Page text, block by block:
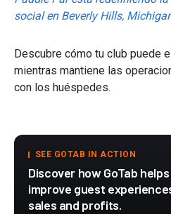
social en Beverly Hills,
Descubre cómo tu club puede
mientras mantiene las
con los huéspedes.
SEE GOTAB IN ACTION
Discover how GoTab
improve guest
sales and profits.